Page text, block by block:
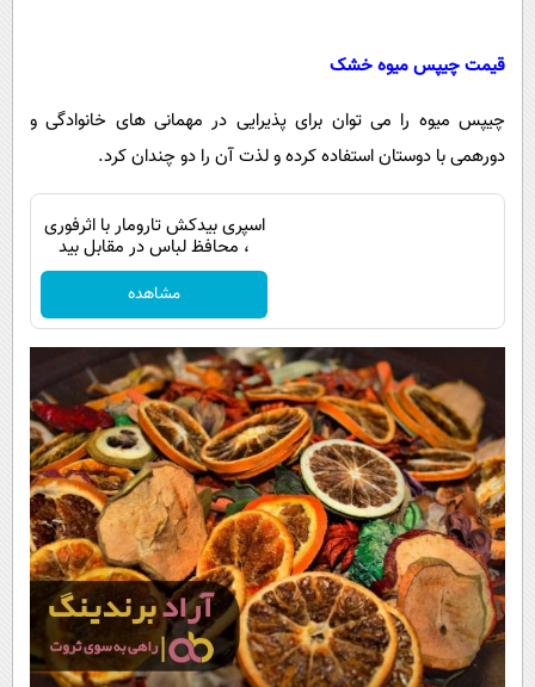
قیمت چیپس میوه خشک
چیپس میوه را می توان برای پذیرایی در مهمانی های خانوادگی و
دورهمی با دوستان استفاده کرده و لذت آن را دو چندان کرد.
اسپری بیدکش تارومار با اثرفوری
، محافظ لباس در مقابل بید
مشاهده